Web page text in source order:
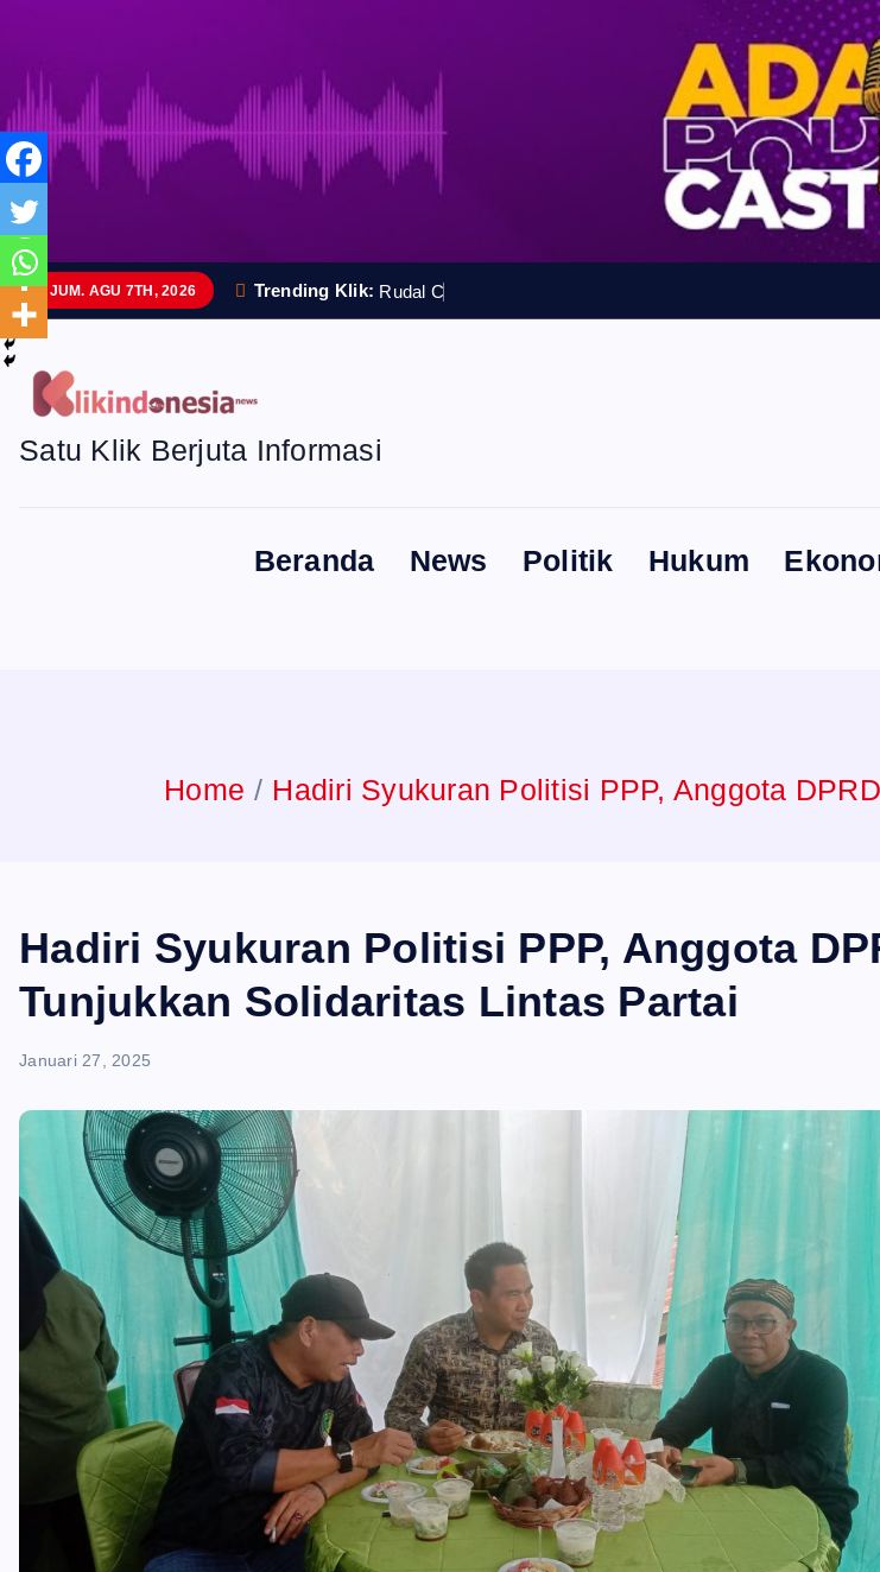
i
p
o
c
o
JUM. AGU 7TH, 2026 Trending Klik: Rudal C
Satu Klik Berjuta Informasi
Beranda News Politik Hukum
Home Hadiri Syukuran Politisi PPP, Anggota
Hadiri Syukuran Politisi PPP, Anggota
Tunjukkan Solidaritas Lintas Partai
Januari 27, 2025